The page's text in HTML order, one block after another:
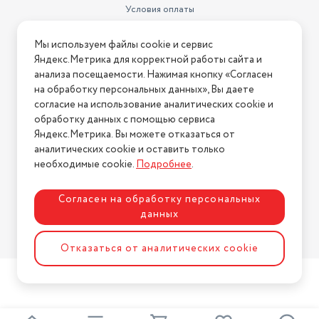
19.5x22x11.5 см, 1.50 кг
Условия оплаты
Условия возврата
Нашли ошибку на сайте? Напишите нам
2026 © Интернет-магазин "АстМаркет". У нас есть всё!
Политика конфиденциальности
Разработка сайтаASTDESIGN
Мы используем файлы cookie и сервис
Яндекс.Метрика для корректной работы сайта и
анализа посещаемости. Нажимая кнопку «Согласен
на обработку персональных данных», Вы даете
согласие на использование аналитических cookie и
обработку данных с помощью сервиса
Яндекс.Метрика. Вы можете отказаться от
аналитических cookie и оставить только
необходимые cookie.Подробнее.
Согласен на обработку персональных
данных
Отказаться от аналитических cookie